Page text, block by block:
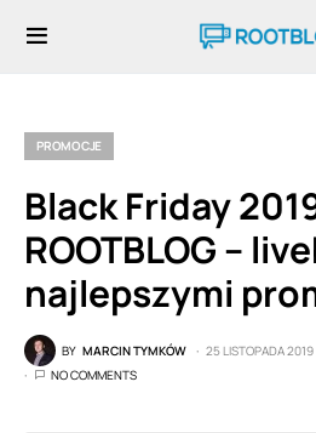
PROMOCJE
Black Friday
ROOTBLOG –
najlepszymi
BY MARCIN TYMKÓW 25 LISTOPADA 2019
NO COMMENTS